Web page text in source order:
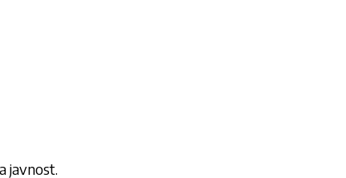
javnost.